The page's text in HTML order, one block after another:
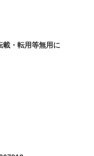
・転用等無用に